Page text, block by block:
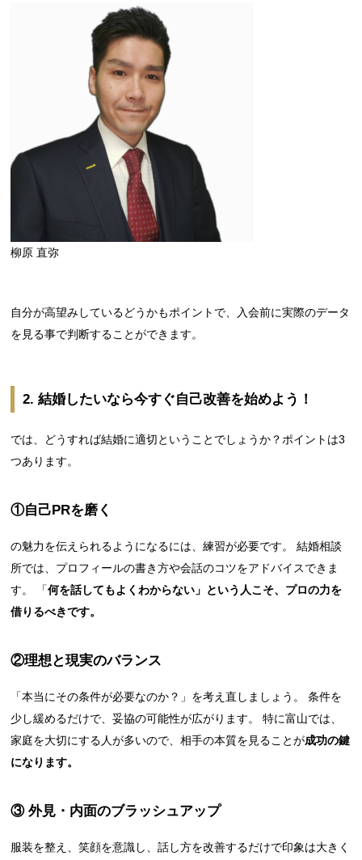
柳原 直弥
自分が高望みしているどうかもポイントで、入会前に実際のデータ
を見る事で判断することができます。
2. 結婚したいなら今すぐ自己改善を始めよう！
では、どうすれば結婚に適切ということでしょうか？ポイントは3
つあります。
①自己PRを磨く
の魅力を伝えられるようになるには、練習が必要です。 結婚相談
所では、プロフィールの書き方や会話のコツをアドバイスできま
す。 「何を話してもよくわからない」という人こそ、プロの力を
借りるべきです。
②理想と現実のバランス
「本当にその条件が必要なのか？」を考え直しましょう。 条件を
少し緩めるだけで、妥協の可能性が広がります。 特に富山では、
家庭を大切にする人が多いので、相手の本質を見ることが成功の鍵
になります。
③ 外見・内面のブラッシュアップ
服装を整え、笑顔を意識し、話し方を改善するだけで印象は大きく